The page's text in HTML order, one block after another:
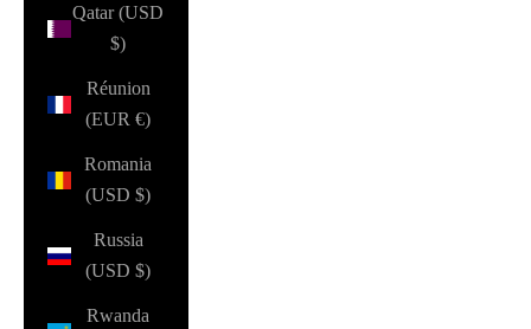
Qatar (USD
$)
Réunion
(EUR €)
Romania
(USD $)
Russia
(USD $)
Rwanda